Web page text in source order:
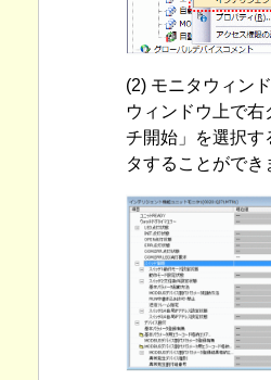
(2) モニタウィン
ウィンドウ上で右
チ開始」を選択す
タすることができ